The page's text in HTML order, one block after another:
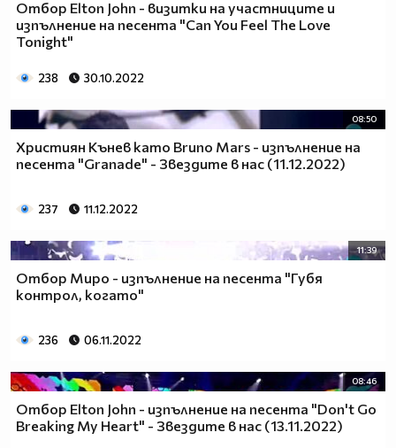
Отбор Elton John - визитки на участниците и
изпълнение на песента "Can You Feel The Love
Tonight"
238 30.10.2022
08:50
Християн Кънев като Bruno Mars - изпълнение на
песента "Granade" - Звездите в нас (11.12.2022)
237 11.12.2022
11:39
Отбор Миро - изпълнение на песента "Губя
контрол, когато"
236 06.11.2022
08:46
Отбор Elton John - изпълнение на песента "Don't Go
Breaking My Heart" - Звездите в нас (13.11.2022)